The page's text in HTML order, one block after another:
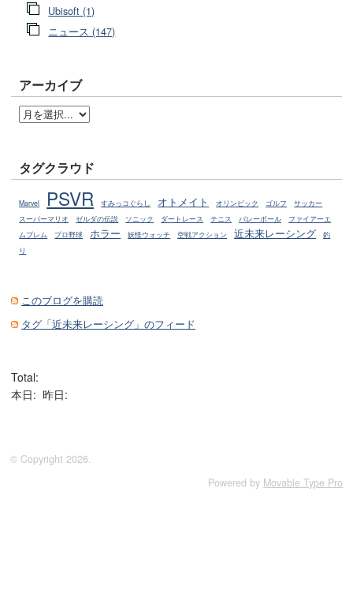
Ubisoft (1)
ニュース (147)
アーカイブ
タグクラウド
Marvel PSVR すみっコぐらし オトメイト オリンピック ゴルフ
サッカー
スーパーマリオ
ゼルダの伝説 ソニック ダートレース テニス バレーボール
ファイアーエ
ムブレム
プロ野球 ホラー 妖怪ウォッチ 空戦アクション 近未来レーシング
釣
り
このブログを購読
タグ「近未来レーシング」のフィード
Total:
本日: 昨日:
© Copyright 2026.
Powered by Movable Type Pro